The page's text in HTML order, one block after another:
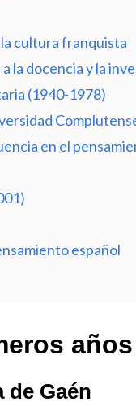
la cultura franquista
la docencia y la
(1940-1978)
en el
español
años
de Gaén